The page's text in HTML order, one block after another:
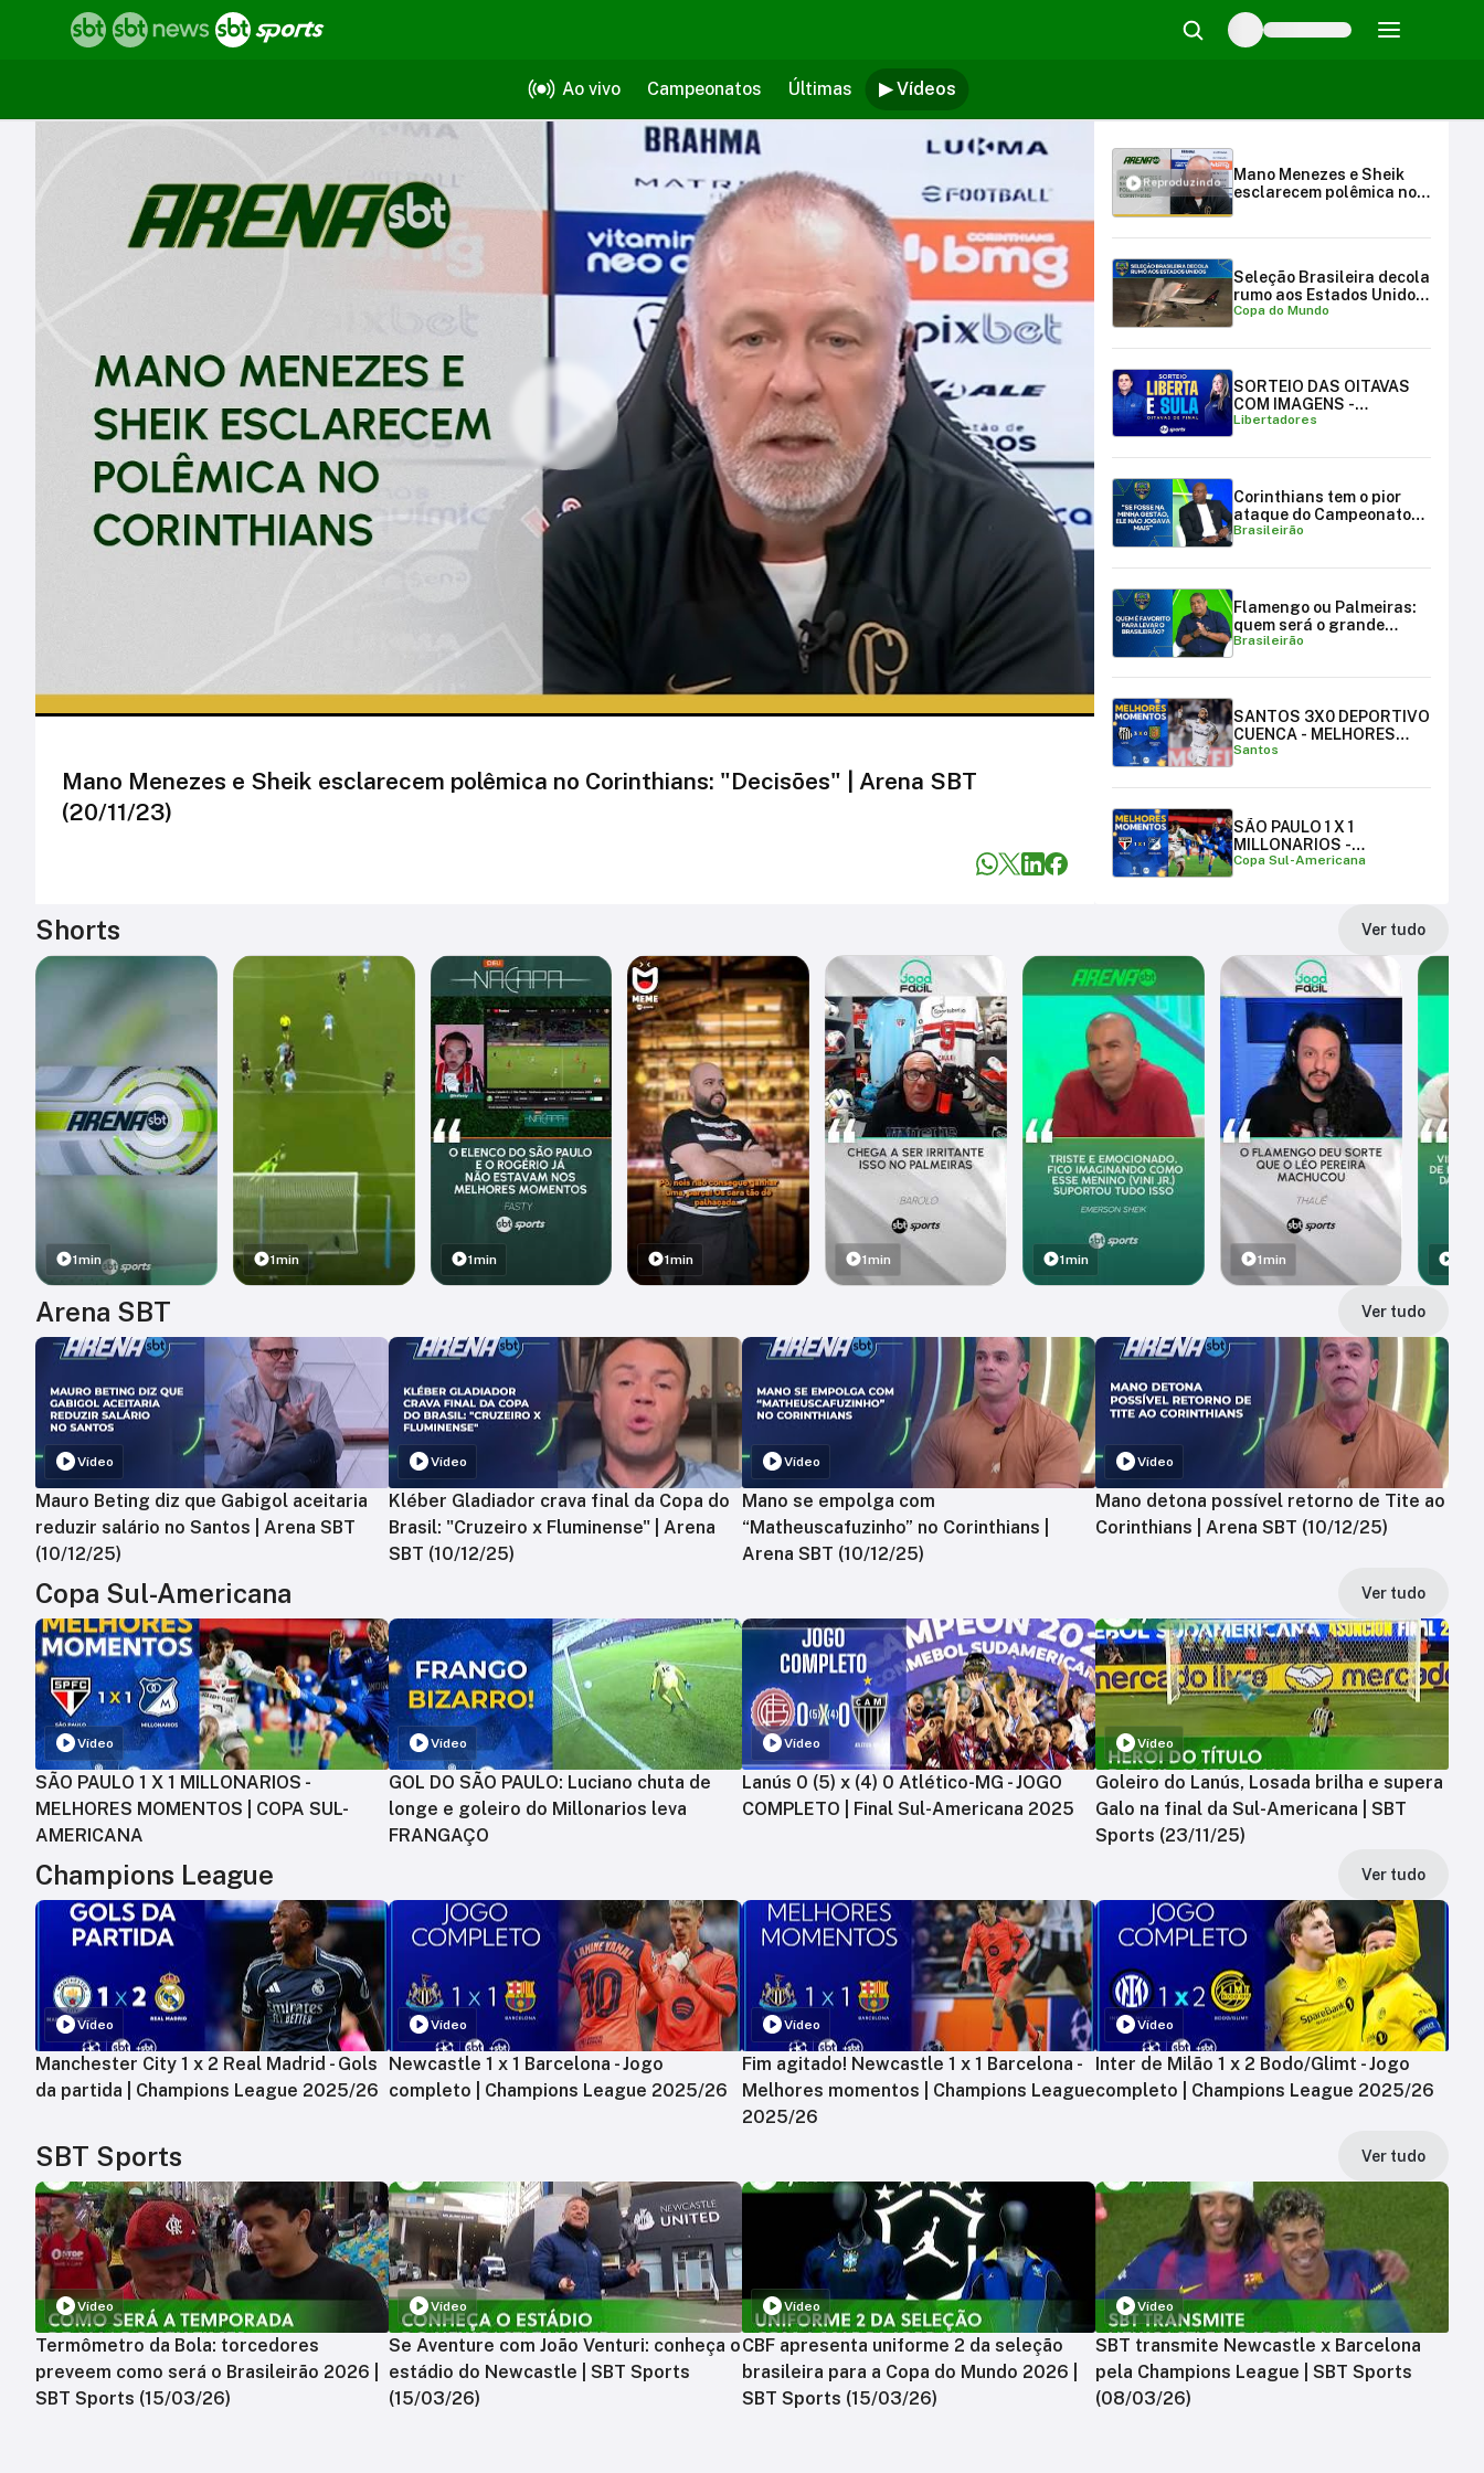
Ao vivo Campeonatos Últimas ▶ Vídeos
Vídeos
Mano Menezes e Sheik esclarecem polêmica no Corinthians: "Decisões" | Arena SBT
(20/11/23)
Reproduzindo
Mano Menezes e Sheik
esclarecem polêmica no
Seleção Brasileira decola
rumo aos Estados Unidos
para a Copa do Mundo
Copa do Mundo
SORTEIO DAS OITAVAS
COM IMAGENS -
LIBERTADORES E
Libertadores
Corinthians tem o pior
ataque do Campeonato
Brasileiro
Brasileirão
Flamengo ou Palmeiras:
quem será o grande
campeão brasileiro?
Brasileirão
SANTOS 3X0 DEPORTIVO
CUENCA - MELHORES
MOMENTOS
Santos
SÃO PAULO 1 X 1
MILLONARIOS -
MELHORES MOMENTOS |
Copa Sul-Americana
Shorts Ver tudo
1min 1min 1min 1min 1min 1min 1min
Arena SBT Ver tudo
Vídeo
Mauro Beting diz que Gabigol aceitaria
reduzir salário no Santos | Arena SBT
(10/12/25)
Vídeo
Kléber Gladiador crava final da Copa do
Brasil: "Cruzeiro x Fluminense" | Arena
SBT (10/12/25)
Vídeo
Mano se empolga com
“Matheuscafuzinho” no Corinthians |
Arena SBT (10/12/25)
Vídeo
Mano detona possível retorno de Tite ao
Corinthians | Arena SBT (10/12/25)
Copa Sul-Americana Ver tudo
Vídeo
SÃO PAULO 1 X 1 MILLONARIOS -
MELHORES MOMENTOS | COPA SUL-
AMERICANA
Vídeo
GOL DO SÃO PAULO: Luciano chuta de
longe e goleiro do Millonarios leva
FRANGAÇO
Vídeo
Lanús 0 (5) x (4) 0 Atlético-MG - JOGO
COMPLETO | Final Sul-Americana 2025
Vídeo
Goleiro do Lanús, Losada brilha e supera
Galo na final da Sul-Americana | SBT
Sports (23/11/25)
Champions League Ver tudo
Vídeo
Manchester City 1 x 2 Real Madrid - Gols
da partida | Champions League 2025/26
Vídeo
Newcastle 1 x 1 Barcelona - Jogo
completo | Champions League 2025/26
Vídeo
Fim agitado! Newcastle 1 x 1 Barcelona -
Melhores momentos | Champions League
2025/26
Vídeo
Inter de Milão 1 x 2 Bodo/Glimt - Jogo
completo | Champions League 2025/26
SBT Sports Ver tudo
Vídeo
Termômetro da Bola: torcedores
preveem como será o Brasileirão 2026 |
SBT Sports (15/03/26)
Vídeo
Se Aventure com João Venturi: conheça o
estádio do Newcastle | SBT Sports
(15/03/26)
Vídeo
CBF apresenta uniforme 2 da seleção
brasileira para a Copa do Mundo 2026 |
SBT Sports (15/03/26)
Vídeo
SBT transmite Newcastle x Barcelona
pela Champions League | SBT Sports
(08/03/26)